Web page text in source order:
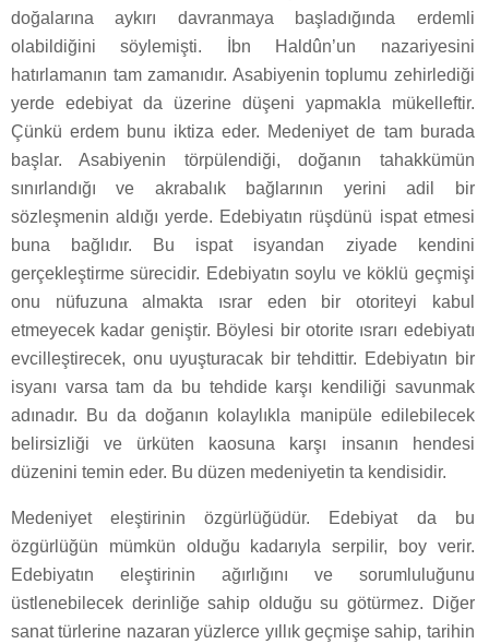
doğalarına aykırı davranmaya başladığında erdemli
olabildiğini söylemişti. İbn Haldûn’un nazariyesini
hatırlamanın tam zamanıdır. Asabiyenin toplumu zehirlediği
yerde edebiyat da üzerine düşeni yapmakla mükelleftir.
Çünkü erdem bunu iktiza eder. Medeniyet de tam burada
başlar. Asabiyenin törpülendiği, doğanın tahakkümün
sınırlandığı ve akrabalık bağlarının yerini adil bir
sözleşmenin aldığı yerde. Edebiyatın rüşdünü ispat etmesi
buna bağlıdır. Bu ispat isyandan ziyade kendini
gerçekleştirme sürecidir. Edebiyatın soylu ve köklü geçmişi
onu nüfuzuna almakta ısrar eden bir otoriteyi kabul
etmeyecek kadar geniştir. Böylesi bir otorite ısrarı edebiyatı
evcilleştirecek, onu uyuşturacak bir tehdittir. Edebiyatın bir
isyanı varsa tam da bu tehdide karşı kendiliği savunmak
adınadır. Bu da doğanın kolaylıkla manipüle edilebilecek
belirsizliği ve ürküten kaosuna karşı insanın hendesi
düzenini temin eder. Bu düzen medeniyetin ta kendisidir.
Medeniyet eleştirinin özgürlüğüdür. Edebiyat da bu
özgürlüğün mümkün olduğu kadarıyla serpilir, boy verir.
Edebiyatın eleştirinin ağırlığını ve sorumluluğunu
üstlenebilecek derinliğe sahip olduğu su götürmez. Diğer
sanat türlerine nazaran yüzlerce yıllık geçmişe sahip, tarihin